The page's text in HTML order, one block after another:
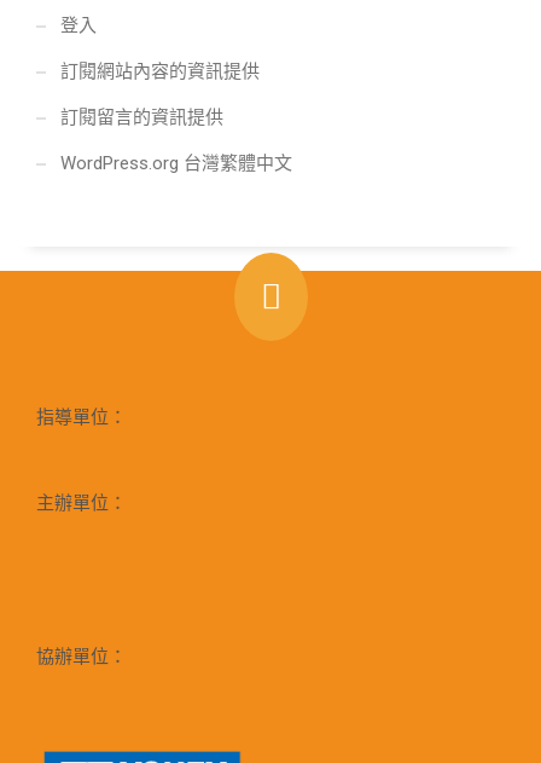
登入
訂閱網站內容的資訊提供
訂閱留言的資訊提供
WordPress.org 台灣繁體中文
指導單位：
主辦單位：
協辦單位：